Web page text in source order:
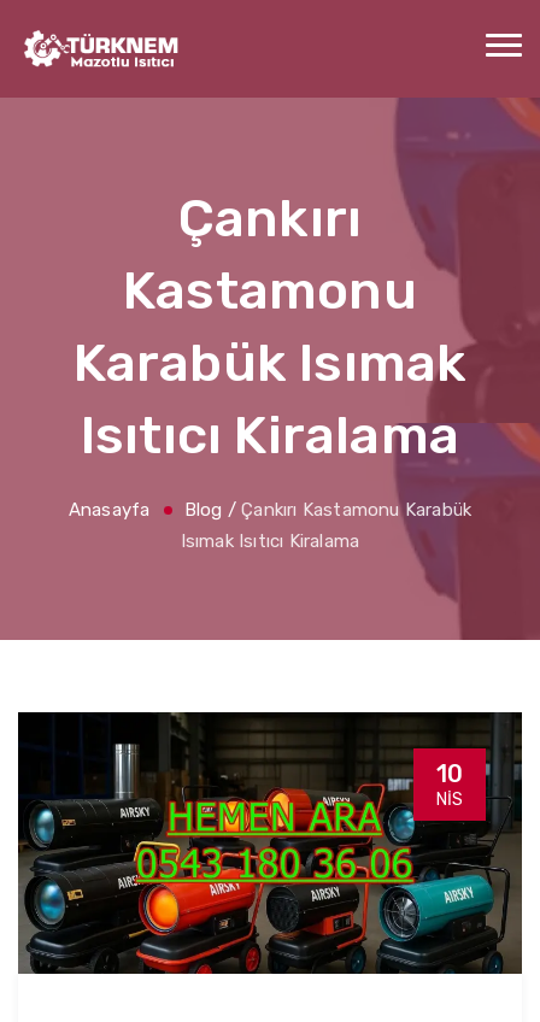
Çankırı
Kastamonu
Karabük Isımak
Isıtıcı Kiralama
Anasayfa Blog /Çankırı Kastamonu Karabük
Isımak Isıtıcı Kiralama
10
NIS